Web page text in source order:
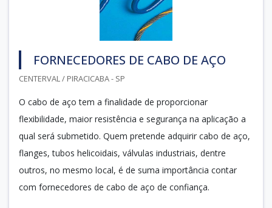
FORNECEDORES DE CABO DE AÇO
CENTERVAL / PIRACICABA - SP
O cabo de aço tem a finalidade de proporcionar
flexibilidade, maior resistência e segurança na aplicação a
qual será submetido. Quem pretende adquirir cabo de aço,
flanges, tubos helicoidais, válvulas industriais, dentre
outros, no mesmo local, é de suma importância contar
com fornecedores de cabo de aço de confiança.